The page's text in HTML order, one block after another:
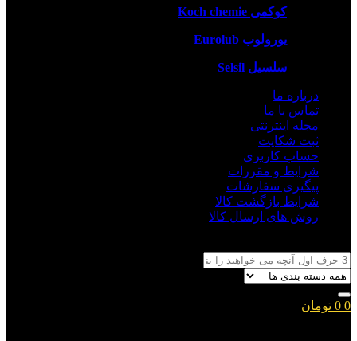
کوکمی Koch chemie
یورولوب Eurolub
سلسیل Selsil
درباره ما
تماس با ما
مجله اینترنتی
ثبت شکایت
حساب کاربری
شرایط و مقررات
پیگیری سفارشات
شرایط بازگشت کالا
روش های ارسال کالا
0
0 تومان